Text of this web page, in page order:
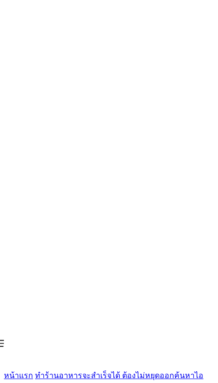
หน้าแรก ทำร้านอาหารจะสำเร็จได้ ต้องไม่หยุดออกค้นหาไอ